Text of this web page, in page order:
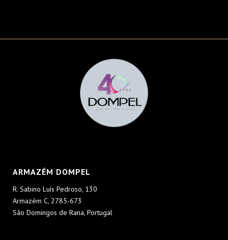
ARMAZÉM DOMPEL
R. Sabino Luís Pedroso, 130
Armazém C, 2785-673
São Domingos de Rana, Portugal